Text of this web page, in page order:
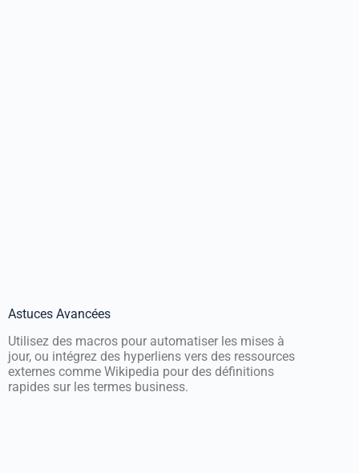
Astuces Avancées
Utilisez des macros pour automatiser les mises à
jour, ou intégrez des hyperliens vers des ressources
externes comme Wikipedia pour des définitions
rapides sur les termes business.